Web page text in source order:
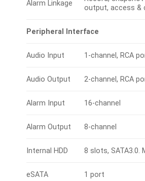
Alarm Linkage
output, access &
Peripheral Interface
Audio Input 1-channel, RCA
Audio Output 2-channel, RCA
Alarm Input 16-channel
Alarm Output 8-channel
Internal HDD 8 slots, SATA3.0.
eSATA 1 port